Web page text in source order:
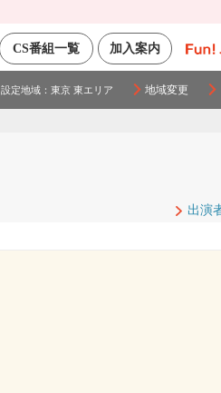
加入案内
CS番組一覧
設定地域： 東京 東エリア 地域変更
出演